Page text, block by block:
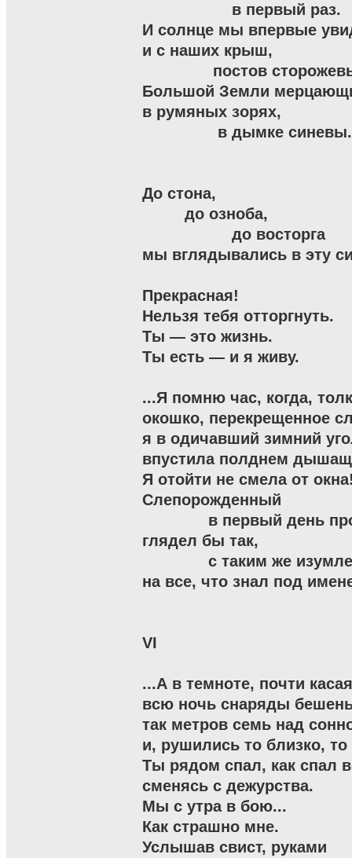
                   в первый раз.
И солнце мы впервые
и с наших крыш,
постов
Большой Земли
в румяных зорях,
                в дымке синевы.
До стона,
         до озноба,
                   до восторга
мы вглядывались в эту
Прекрасная!
Нельзя тебя отторгнуть.
Ты — это жизнь.
Ты есть — и я живу.
...Я помню час, когда,
окошко, перекрещенное
я в одичавший зимний
впустила полднем
Я отойти не смела от
Слепорожденный
в первый день
глядел бы так,
с таким же
на все, что знал под
VI
...А в темноте, почти
всю ночь снаряды
так метров семь над
и, рушились то близко,
Ты рядом спал, как спал
сменясь с дежурства.
Мы с утра в бою...
Как страшно мне.
Услышав свист, руками